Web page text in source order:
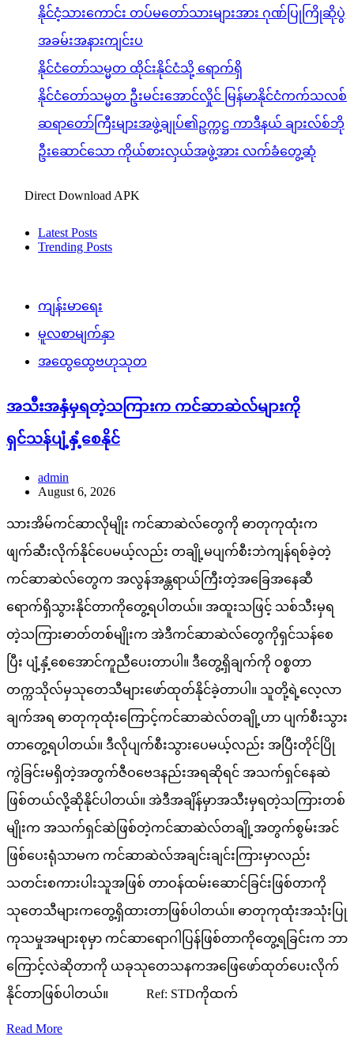
နိုင်ငံ့သားကောင်း တပ်မတော်သားများအား ဂုဏ်ပြုကြိုဆိုပွဲ
အခမ်းအနားကျင်းပ
နိုင်ငံတော်သမ္မတ ထိုင်းနိုင်ငံသို့ ရောက်ရှိ
နိုင်ငံတော်သမ္မတ ဦးမင်းအောင်လှိုင် မြန်မာနိုင်ငံကက်သလစ်
ဆရာတော်ကြီးများအဖွဲ့ချုပ်၏ဥက္ကဋ္ဌ ကာဒီနယ် ချားလ်စ်ဘို
ဦးဆောင်သော ကိုယ်စားလှယ်အဖွဲ့အား လက်ခံတွေ့ဆုံ
Direct Download APK
Latest Posts
Trending Posts
ကျန်းမာရေး
မူလစာမျက်နှာ
အထွေထွေဗဟုသုတ
အသီးအနှံမှရတဲ့သကြားက ကင်ဆာဆဲလ်များကို
ရှင်သန်ပျံ့နှံ့စေနိုင်
admin
August 6, 2026
သားအိမ်ကင်ဆာလိုမျိုး ကင်ဆာဆဲလ်တွေကို ဓာတုကုထုံးက
ဖျက်ဆီးလိုက်နိုင်ပေမယ့်လည်း တချို့မပျက်စီးဘဲကျန်ရစ်ခဲ့တဲ့
ကင်ဆာဆဲလ်တွေက အလွန်အန္တရာယ်ကြီးတဲ့အခြေအနေဆီ
ရောက်ရှိသွားနိုင်တာကိုတွေ့ရပါတယ်။ အထူးသဖြင့် သစ်သီးမှရ
တဲ့သကြားဓာတ်တစ်မျိုးက အဲဒီကင်ဆာဆဲလ်တွေကိုရှင်သန်စေ
ပြီး ပျံ့နှံ့စေအောင်ကူညီပေးတာပါ။ ဒီတွေ့ရှိချက်ကို ဝစ္စတာ
တက္ကသိုလ်မှသုတေသီများဖော်ထုတ်နိုင်ခဲ့တာပါ။ သူတို့ရဲ့လေ့လာ
ချက်အရ ဓာတုကုထုံးကြောင့်ကင်ဆာဆဲလ်တချို့ဟာ ပျက်စီးသွား
တာတွေ့ရပါတယ်။ ဒီလိုပျက်စီးသွားပေမယ့်လည်း အပြီးတိုင်ပြို
ကွဲခြင်းမရှိတဲ့အတွက်ဇီဝဗေဒနည်းအရဆိုရင် အသက်ရှင်နေဆဲ
ဖြစ်တယ်လို့ဆိုနိုင်ပါတယ်။ အဲဒီအချိန်မှာအသီးမှရတဲ့သကြားတစ်
မျိုးက အသက်ရှင်ဆဲဖြစ်တဲ့ကင်ဆာဆဲလ်တချို့အတွက်စွမ်းအင်
ဖြစ်ပေးရုံသာမက ကင်ဆာဆဲလ်အချင်းချင်းကြားမှာလည်း
သတင်းစကားပါးသူအဖြစ် တာဝန်ထမ်းဆောင်ခြင်းဖြစ်တာကို
သုတေသီများကတွေ့ရှိထားတာဖြစ်ပါတယ်။ ဓာတုကုထုံးအသုံးပြု
ကုသမှုအများစုမှာ ကင်ဆာရောဂါပြန်ဖြစ်တာကိုတွေ့ရခြင်းက ဘာ
ကြောင့်လဲဆိုတာကို ယခုသုတေသနကအဖြေဖော်ထုတ်ပေးလိုက်
နိုင်တာဖြစ်ပါတယ်။ Ref: STDကိုထက်
Read More